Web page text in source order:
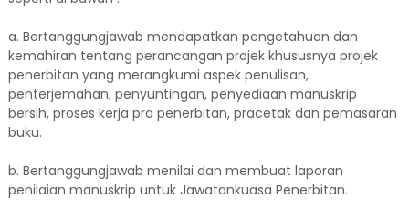
a. Bertanggungjawab mendapatkan pengetahuan dan
kemahiran tentang perancangan projek khususnya projek
penerbitan yang merangkumi aspek penulisan,
penterjemahan, penyuntingan, penyediaan manuskrip
bersih, proses kerja pra penerbitan, pracetak dan pemasaran
buku.
b. Bertanggungjawab menilai dan membuat laporan
penilaian manuskrip untuk Jawatankuasa Penerbitan.